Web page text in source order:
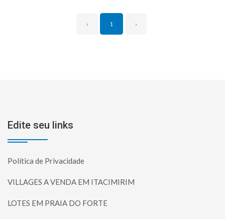
‹ 1 ›
Edite seu links
Política de Privacidade
VILLAGES A VENDA EM ITACIMIRIM
LOTES EM PRAIA DO FORTE